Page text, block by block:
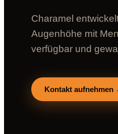
Charamel
Augenhöhe mit
verfügbar und
Kontakt aufnehmen